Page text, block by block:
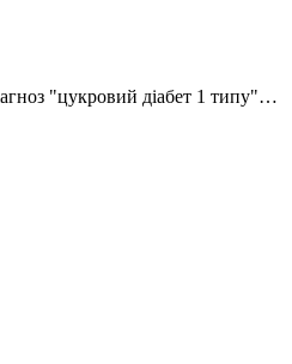
"цукровий діабет 1 типу"…